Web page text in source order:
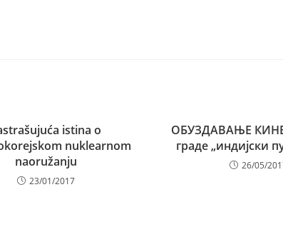
istina o
nuklearnom
naoružanju
23/01/2017
ОБУЗДАВАЊЕ
граде „индијски
26/05/